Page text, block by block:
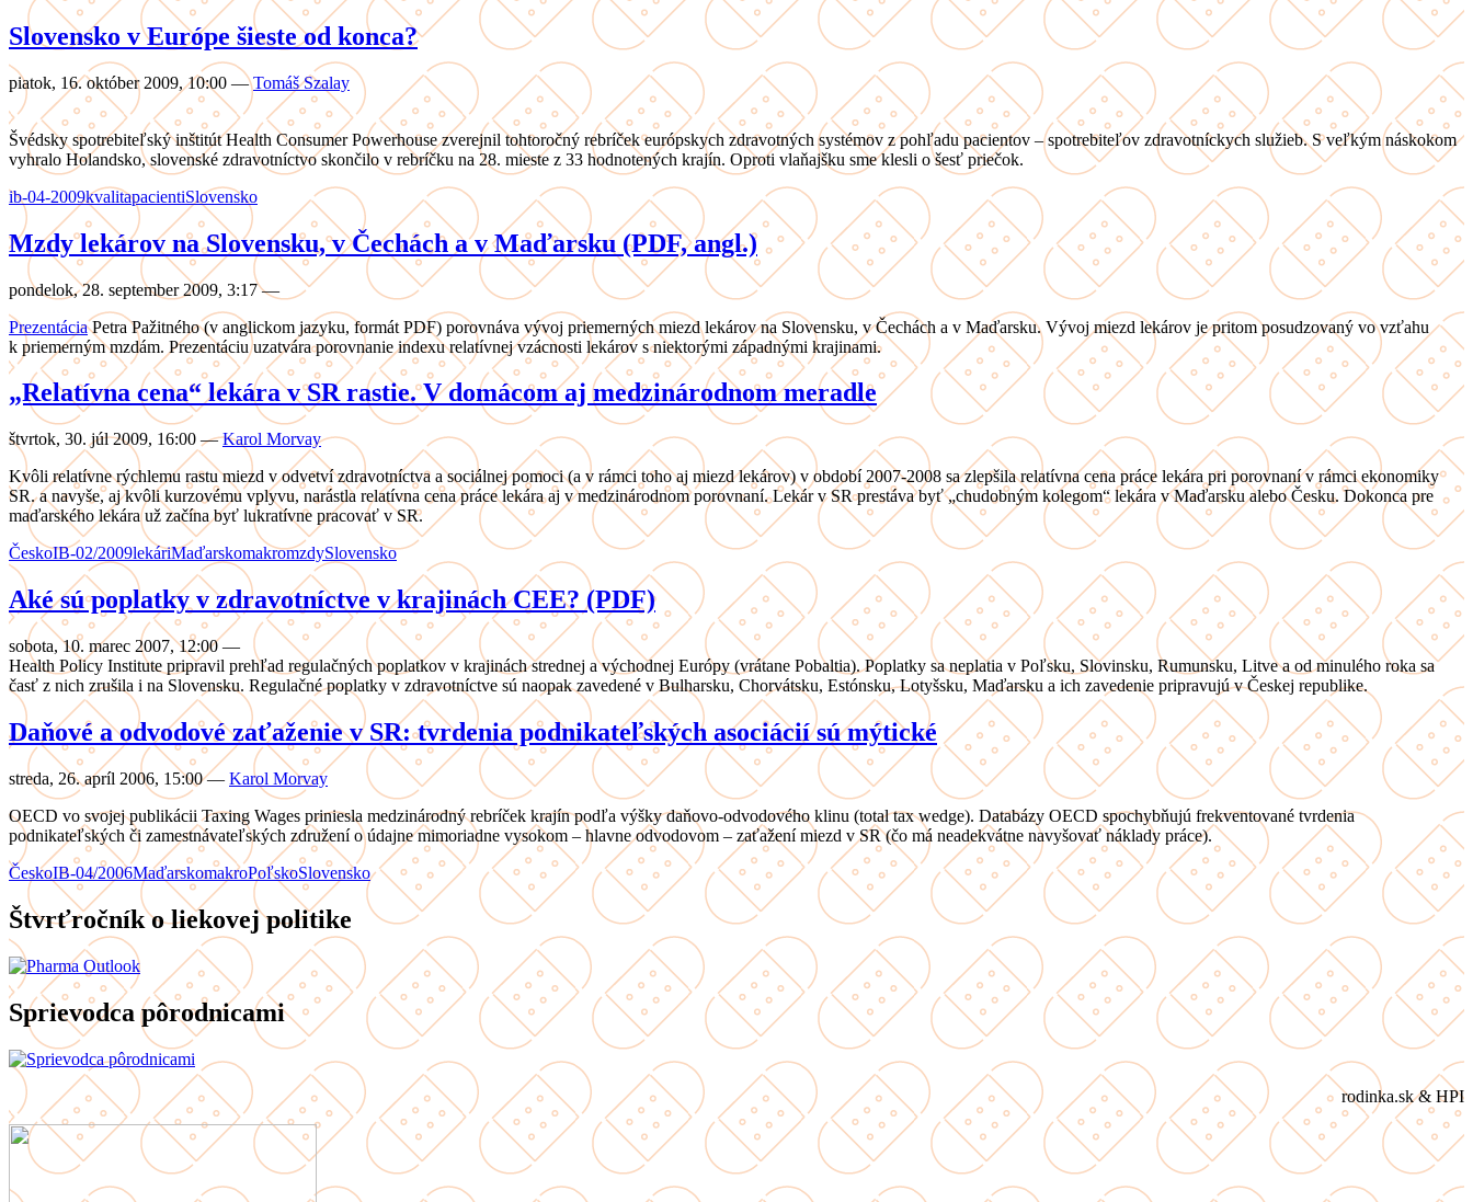
Slovensko v Európe šieste od konca?
piatok, 16. október 2009, 10:00 — Tomáš Szalay
Švédsky spotrebiteľský inštitút Health Consumer Powerhouse zverejnil tohtoročný rebríček európskych zdravotných systémov z pohľadu pacientov – spotrebiteľov zdravotníckych služieb. S veľkým náskokom
vyhralo Holandsko, slovenské zdravotníctvo skončilo v rebríčku na 28. mieste z 33 hodnotených krajín. Oproti vlaňajšku sme klesli o šesť priečok.
ib-04-2009kvalitapacientiSlovensko
Mzdy lekárov na Slovensku, v Čechách a v Maďarsku (PDF, angl.)
pondelok, 28. september 2009, 3:17 —
PrezentáciaPetra Pažitného (v anglickom jazyku, formát PDF) porovnáva vývoj priemerných miezd lekárov na Slovensku, v Čechách a v Maďarsku. Vývoj miezd lekárov je pritom posudzovaný vo vzťahu
k priemerným mzdám. Prezentáciu uzatvára porovnanie indexu relatívnej vzácnosti lekárov s niektorými západnými krajinami.
„Relatívna cena“ lekára v SR rastie. V domácom aj medzinárodnom meradle
štvrtok, 30. júl 2009, 16:00 — Karol Morvay
Kvôli relatívne rýchlemu rastu miezd v odvetví zdravotníctva a sociálnej pomoci (a v rámci toho aj miezd lekárov) v období 2007-2008 sa zlepšila relatívna cena práce lekára pri porovnaní v rámci ekonomiky
SR. a navyše, aj kvôli kurzovému vplyvu, narástla relatívna cena práce lekára aj v medzinárodnom porovnaní. Lekár v SR prestáva byť „chudobným kolegom“ lekára v Maďarsku alebo Česku. Dokonca pre
maďarského lekára už začína byť lukratívne pracovať v SR.
ČeskoIB-02/2009lekáriMaďarskomakromzdySlovensko
Aké sú poplatky v zdravotníctve v krajinách CEE? (PDF)
sobota, 10. marec 2007, 12:00 —
Health Policy Institute pripravil prehľad regulačných poplatkov v krajinách strednej a východnej Európy (vrátane Pobaltia). Poplatky sa neplatia v Poľsku, Slovinsku, Rumunsku, Litve a od minulého roka sa
časť z nich zrušila i na Slovensku. Regulačné poplatky v zdravotníctve sú naopak zavedené v Bulharsku, Chorvátsku, Estónsku, Lotyšsku, Maďarsku a ich zavedenie pripravujú v Českej republike.
Daňové a odvodové zaťaženie v SR: tvrdenia podnikateľských asociácií sú mýtické
streda, 26. apríl 2006, 15:00 — Karol Morvay
OECD vo svojej publikácii Taxing Wages priniesla medzinárodný rebríček krajín podľa výšky daňovo-odvodového klinu (total tax wedge). Databázy OECD spochybňujú frekventované tvrdenia
podnikateľských či zamestnávateľských združení o údajne mimoriadne vysokom – hlavne odvodovom – zaťažení miezd v SR (čo má neadekvátne navyšovať náklady práce).
ČeskoIB-04/2006MaďarskomakroPoľskoSlovensko
Štvrťročník o liekovej politike
Sprievodca pôrodnicami
rodinka.sk & HPI